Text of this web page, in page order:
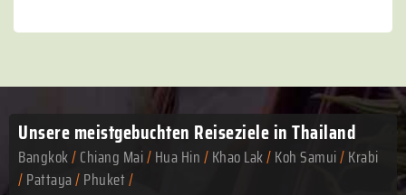
Unsere meistgebuchten Reiseziele in Thailand
Bangkok/Chiang Mai/Hua Hin/Khao Lak/Koh Samui/Krabi
/Pattaya/Phuket/